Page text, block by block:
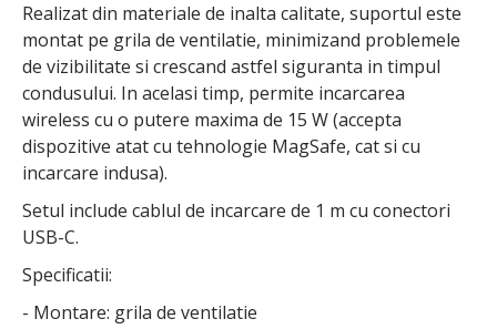
Realizat din materiale de inalta calitate, suportul este
montat pe grila de ventilatie, minimizand problemele
de vizibilitate si crescand astfel siguranta in timpul
condusului. In acelasi timp, permite incarcarea
wireless cu o putere maxima de 15 W (accepta
dispozitive atat cu tehnologie MagSafe, cat si cu
incarcare indusa).
Setul include cablul de incarcare de 1 m cu conectori
USB-C.
Specificatii:
- Montare: grila de ventilatie